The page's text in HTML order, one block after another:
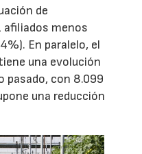
de
afiliados menos
En paralelo, el
una evolución
pasado, con 8.099
una reducción